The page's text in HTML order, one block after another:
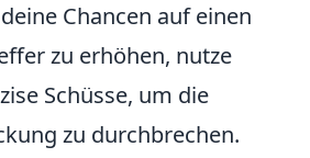
Chancen auf einen
zu erhöhen, nutze
Schüsse, um die
zu durchbrechen.